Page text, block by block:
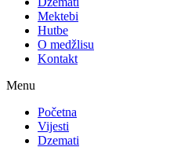
Mektebi
Hutbe
O medžlisu
Kontakt
Menu
Početna
Vijesti
Dzemati